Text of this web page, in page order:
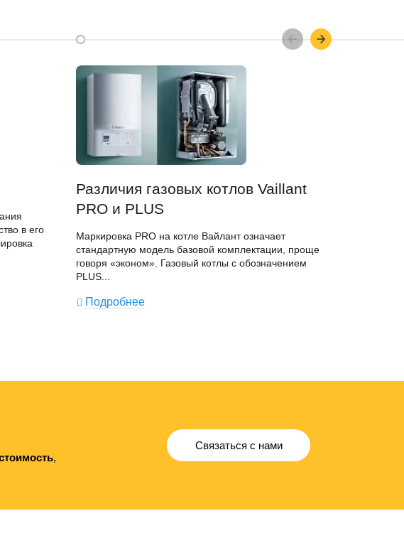
в его
Различия газовых котлов Vaillant
PRO и PLUS
Маркировка PRO на котле Вайлант означает
стандартную модель базовой комплектации, проще
говоря «эконом». Газовый котлы с обозначением
PLUS...
Подробнее
,
Связаться с нами